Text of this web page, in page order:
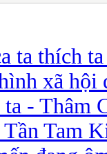
ta thích
xã
- Thâm
Tam